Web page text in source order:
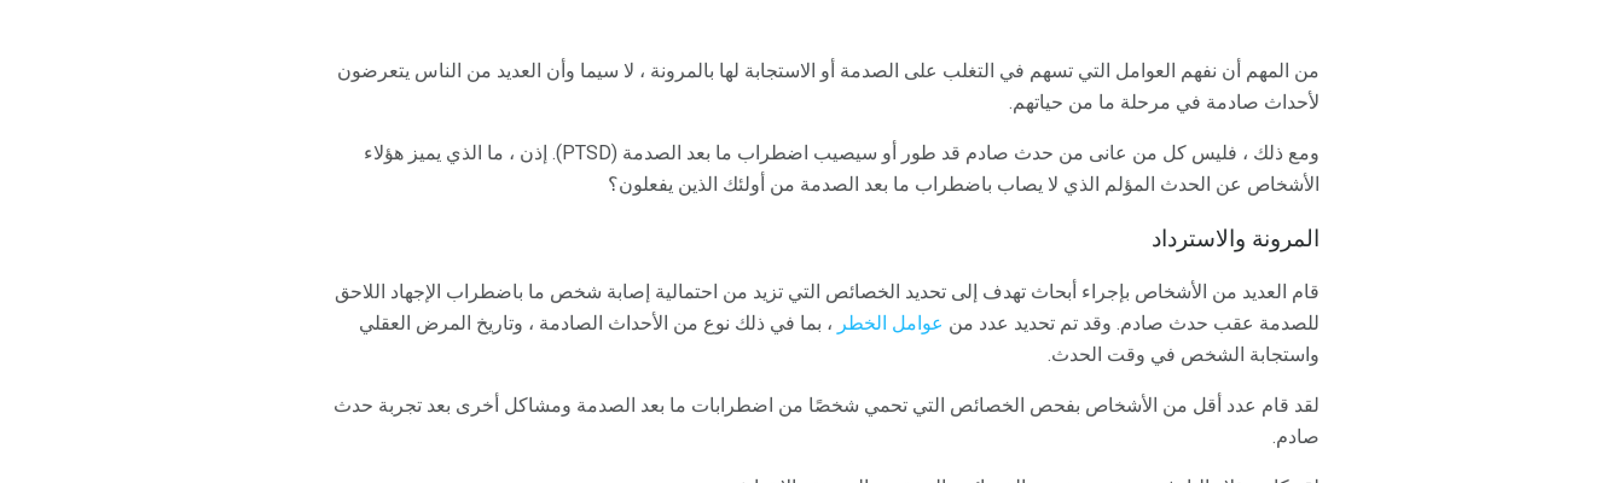
من المهم أن نفهم العوامل التي تسهم في التغلب على الصدمة أو الاستجابة لها بالمرونة ، لا سيما وأن العديد من الناس يتعرضون
لأحداث صادمة في مرحلة ما من حياتهم.
ومع ذلك ، فليس كل من عانى من حدث صادم قد طور أو سيصيب اضطراب ما بعد الصدمة (PTSD). إذن ، ما الذي يميز هؤلاء
الأشخاص عن الحدث المؤلم الذي لا يصاب باضطراب ما بعد الصدمة من أولئك الذين يفعلون؟
المرونة والاسترداد
قام العديد من الأشخاص بإجراء أبحاث تهدف إلى تحديد الخصائص التي تزيد من احتمالية إصابة شخص ما باضطراب الإجهاد اللاحق
للصدمة عقب حدث صادم. وقد تم تحديد عدد من عوامل الخطر ، بما في ذلك نوع من الأحداث الصادمة ، وتاريخ المرض العقلي
واستجابة الشخص في وقت الحدث.
لقد قام عدد أقل من الأشخاص بفحص الخصائص التي تحمي شخصًا من اضطرابات ما بعد الصدمة ومشاكل أخرى بعد تجربة حدث
صادم.